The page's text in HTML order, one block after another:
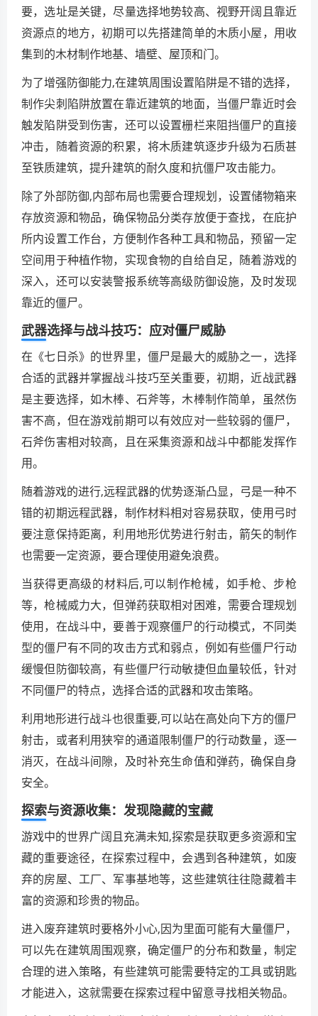
要，选址是关键，尽量选择地势较高、视野开阔且靠近
资源点的地方，初期可以先搭建简单的木质小屋，用收
集到的木材制作地基、墙壁、屋顶和门。
为了增强防御能力,在建筑周围设置陷阱是不错的选择，
制作尖刺陷阱放置在靠近建筑的地面，当僵尸靠近时会
触发陷阱受到伤害，还可以设置栅栏来阻挡僵尸的直接
冲击，随着资源的积累，将木质建筑逐步升级为石质甚
至铁质建筑，提升建筑的耐久度和抗僵尸攻击能力。
除了外部防御,内部布局也需要合理规划，设置储物箱来
存放资源和物品，确保物品分类存放便于查找，在庇护
所内设置工作台，方便制作各种工具和物品，预留一定
空间用于种植作物，实现食物的自给自足，随着游戏的
深入，还可以安装警报系统等高级防御设施，及时发现
靠近的僵尸。
武器选择与战斗技巧：应对僵尸威胁
在《七日杀》的世界里，僵尸是最大的威胁之一，选择
合适的武器并掌握战斗技巧至关重要，初期，近战武器
是主要选择，如木棒、石斧等，木棒制作简单，虽然伤
害不高，但在游戏前期可以有效应对一些较弱的僵尸，
石斧伤害相对较高，且在采集资源和战斗中都能发挥作
用。
随着游戏的进行,远程武器的优势逐渐凸显，弓是一种不
错的初期远程武器，制作材料相对容易获取，使用弓时
要注意保持距离，利用地形优势进行射击，箭矢的制作
也需要一定资源，要合理使用避免浪费。
当获得更高级的材料后,可以制作枪械，如手枪、步枪
等，枪械威力大，但弹药获取相对困难，需要合理规划
使用，在战斗中，要善于观察僵尸的行动模式，不同类
型的僵尸有不同的攻击方式和弱点，例如有些僵尸行动
缓慢但防御较高，有些僵尸行动敏捷但血量较低，针对
不同僵尸的特点，选择合适的武器和攻击策略。
利用地形进行战斗也很重要,可以站在高处向下方的僵尸
射击，或者利用狭窄的通道限制僵尸的行动数量，逐一
消灭，在战斗间隙，及时补充生命值和弹药，确保自身
安全。
探索与资源收集：发现隐藏的宝藏
游戏中的世界广阔且充满未知,探索是获取更多资源和宝
藏的重要途径，在探索过程中，会遇到各种建筑，如废
弃的房屋、工厂、军事基地等，这些建筑往往隐藏着丰
富的资源和珍贵的物品。
进入废弃建筑时要格外小心,因为里面可能有大量僵尸，
可以先在建筑周围观察，确定僵尸的分布和数量，制定
合理的进入策略，有些建筑可能需要特定的工具或钥匙
才能进入，这就需要在探索过程中留意寻找相关物品。